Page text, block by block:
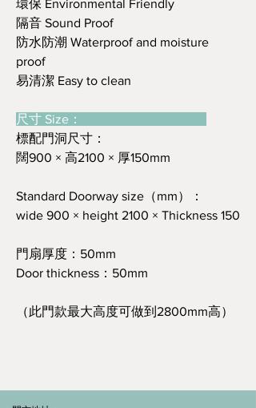
環保 Environmental Friendly
隔音 Sound Proof
防水防潮 Waterproof and moisture
proof
易清潔 Easy to clean
尺寸 Size：
標配門洞尺寸：
闊900 × 高2100 × 厚150mm
Standard Doorway size（mm）：
wide 900 × height 2100 × Thickness 150
門扇厚度：50mm
Door thickness：50mm
（此門款最大高度可做到2800mm高）